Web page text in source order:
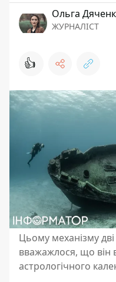
Ольга
ЖУРНАЛІСТ
👍
Цьому механізму
вважажлося, що він
астрологічного